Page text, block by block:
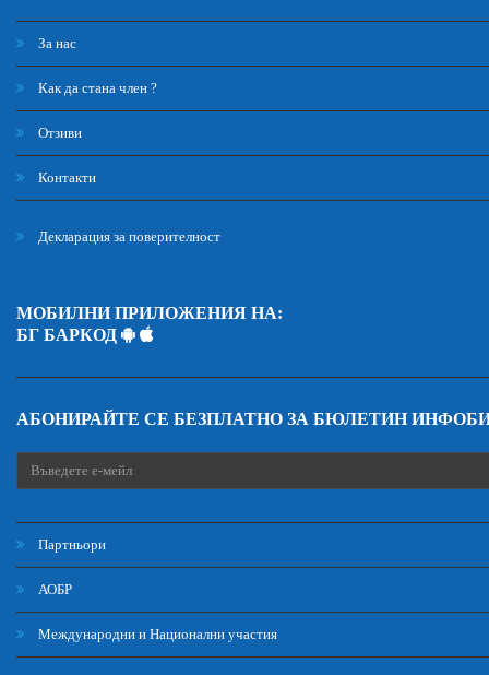
За нас
Как да стана член ?
Отзиви
Контакти
Декларация за поверителност
МОБИЛНИ ПРИЛОЖЕНИЯ НА:
БГ БАРКОД
АБОНИРАЙТЕ СЕ БЕЗПЛАТНО ЗА БЮЛЕТИН
Партньори
АОБР
Международни и Национални участия